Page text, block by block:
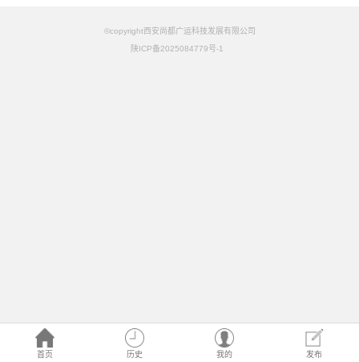
首页 历史 我的 发布
©copyright西安尚都广运科技发展有限公司
陕ICP备2025084779号-1